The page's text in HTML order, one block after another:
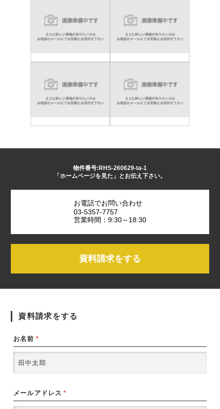
物件番号:RHS-260629-ta-1
「ホームページを見た」とお伝え下さい。
お電話でお問い合わせ
03-5357-7757
営業時間：9:30～18:30
資料請求をする
資料請求をする
お名前 *
メールアドレス *